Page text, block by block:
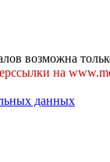
возможна
на
данных